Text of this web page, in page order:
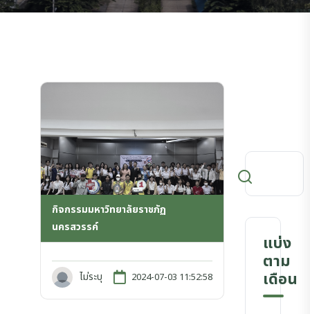
กิจกรรมมหาวิทยาลัยราชภัฏ
นครสวรรค์
ไม่ระบุ 2024-07-03 11:52:58
แบ่ง
ตาม
เดือน